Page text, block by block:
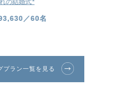
プラン一覧を見る